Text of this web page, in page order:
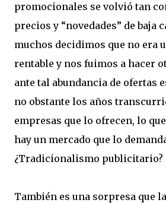
promocionales se volvió tan
precios y “novedades” de baja
muchos decidimos que no era
rentable y nos fuimos a hacer
ante tal abundancia de ofertas
no obstante los años
empresas que lo ofrecen, lo
hay un mercado que lo
¿Tradicionalismo publicitario?
También es una sorpresa que